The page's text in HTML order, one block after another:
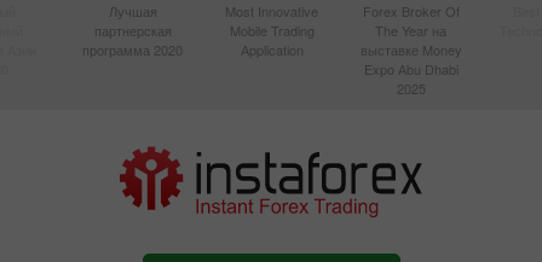
Лучшая
партнерская
программа 2020
Most Innovative
Mobile Trading
Application
Forex Broker Of
The Year на
выставке Money
Expo Abu Dhabi
2025